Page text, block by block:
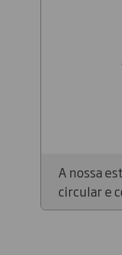
A nossa
circular e